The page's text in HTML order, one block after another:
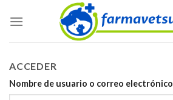
ACCEDER
Nombre de usuario o correo electrónico